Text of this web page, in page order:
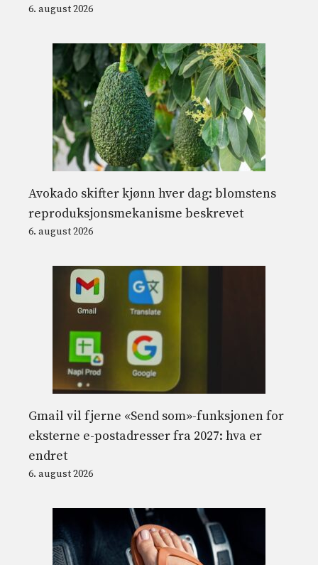
6. august 2026
Avokado skifter kjønn hver dag: blomstens
reproduksjonsmekanisme beskrevet
6. august 2026
Gmail vil fjerne «Send som»-funksjonen for
eksterne e-postadresser fra 2027: hva er
endret
6. august 2026